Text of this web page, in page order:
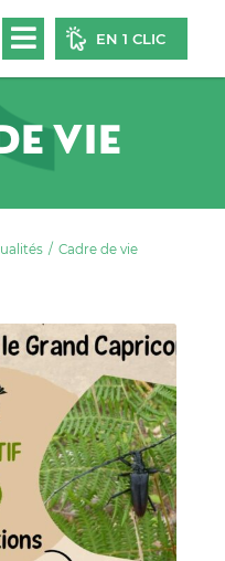
EN 1 CLIC
VIE
Cadre de vie